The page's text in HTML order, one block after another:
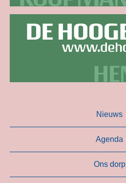
Nieuws
Agenda
Ons dorp